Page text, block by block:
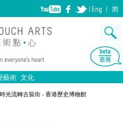
Eng 简
藝術 文化
戲劇
版畫
設計
全部文化
時光流轉古裝街 - 香港歷史博物館